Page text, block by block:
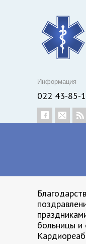
Информация
022 43-85-
больницы